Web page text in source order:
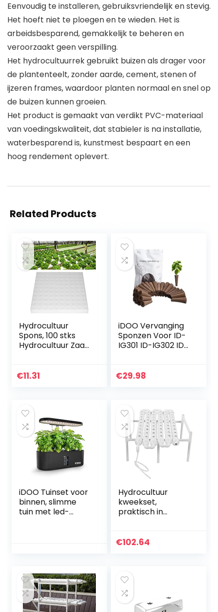
Eenvoudig te installeren, gebruiksvriendelijk en stevig.
Het hoeft niet te ploegen en te wieden. Het is
arbeidsbesparend, gemakkelijk te beheren en
veroorzaakt geen verspilling.
Het hydrocultuurrek gebruikt buizen als drager voor
de plantenteelt, zonder aarde, cement, stenen of
ijzeren frames, waardoor planten normaal en snel op
de buizen kunnen groeien.
Het product is gemaakt van verdikt PVC-materiaal
van voedingskwaliteit, dat stabieler is na installatie,
waterbesparend is, kunstmest bespaart en een
hoog rendement oplevert.
Related Products
Hydrocultuur
Spons, 100 stks
Hydrocultuur Zaad
Tuinieren Tool voor
€11.31
iDOO Vervanging
Sponzen Voor ID-
IG301 ID-IG302 ID-
Groeisysteem
€29.98
iDOO Tuinset voor
binnen, slimme
tuin met led-
in hoogte
verstelbaar (10
Pods)
Hydrocultuur
kweekset,
praktisch in
installatie
planten(Transl)
€102.64